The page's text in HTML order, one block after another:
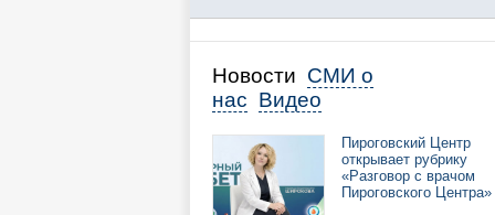
Новости СМИ о
нас Видео
Пироговский Центр
открывает рубрику
«Разговор с врачом
Пироговского Центра»